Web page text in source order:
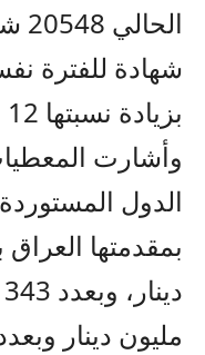
شهادة للفترة
بزيادة نسبتها 12 بالمئة.
وأشارت
الدول